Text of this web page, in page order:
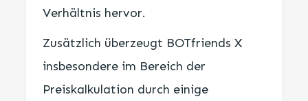
Verhältnis hervor.
Zusätzlich überzeugt BOTfriends X
insbesondere im Bereich der
Preiskalkulation durch einige